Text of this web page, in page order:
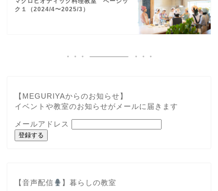
ク１（2024/4〜2025/3）
【MEGURIYAからのお知らせ】
イベントや教室のお知らせがメールに届きます
メールアドレス
登録する
【音声配信 】暮らしの教室